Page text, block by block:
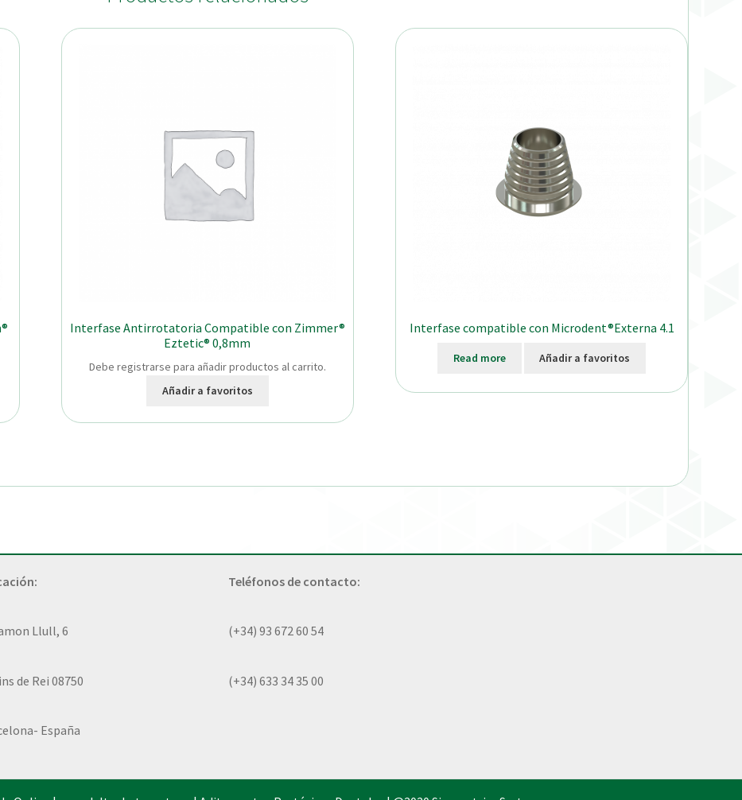
Interfase Antirrotatoria Compatible con Zimmer®
Eztetic® 0,8mm
Debe registrarse para añadir productos al carrito.
Añadir a favoritos
Interfase compatible con Microdent®Externa 4.1
Read more Añadir a favoritos
Llull, 6
de Rei 08750
España
Teléfonos de contacto:
(+34) 93 672 60 54
(+34) 633 34 35 00